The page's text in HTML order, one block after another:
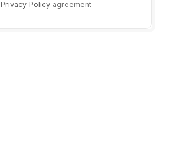
Privacy Policyagreement.